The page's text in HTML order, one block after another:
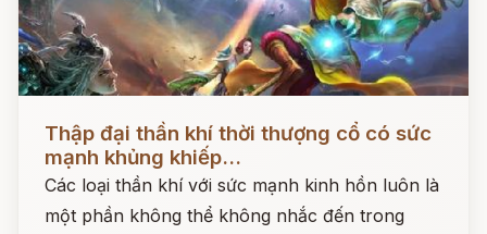
Thập đại thần khí thời thượng cổ có sức
mạnh khủng khiếp...
Các loại thần khí với sức mạnh kinh hồn luôn là
một phần không thể không nhắc đến trong